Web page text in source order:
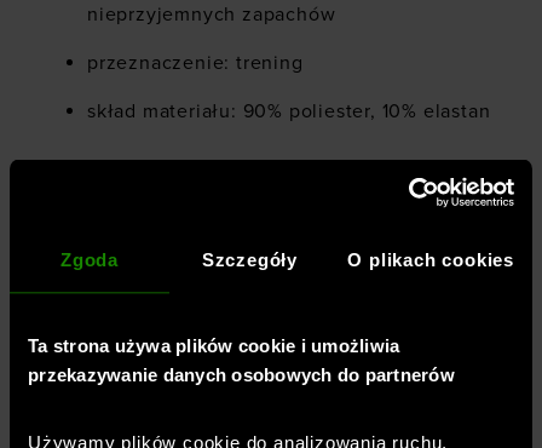
Zgoda Szczegóły O plikach cookies
Ta strona używa plików cookie i umożliwia
przekazywanie danych osobowych do partnerów
Używamy plików cookie do analizowania ruchu,
nieprzyjemnych zapachów
przeznaczenie: trening
skład materiału: 90% poliester, 10% elastan
Przeznaczenie
fitness / trening
Krój: dopasowany
Marka: Under Armour
Styl koszulki
z krótkim rękawem